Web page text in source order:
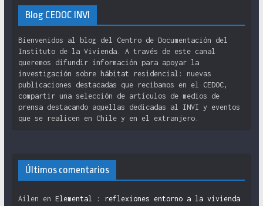
Blog CEDOC INVI
Bienvenidos al blog del Centro de Documentación del
Instituto de la Vivienda. A través de este canal
queremos difundir información para apoyar la
investigación sobre hábitat residencial: nuevas
publicaciones destacadas que recibamos en el CEDOC,
compartir una selección de artículos de medios de
prensa destacando aquellas dedicadas al INVI y eventos
que se realicen en Chile y en el extranjero.
Últimos comentarios
Ailen en Elemental : reflexiones entorno a la vivienda